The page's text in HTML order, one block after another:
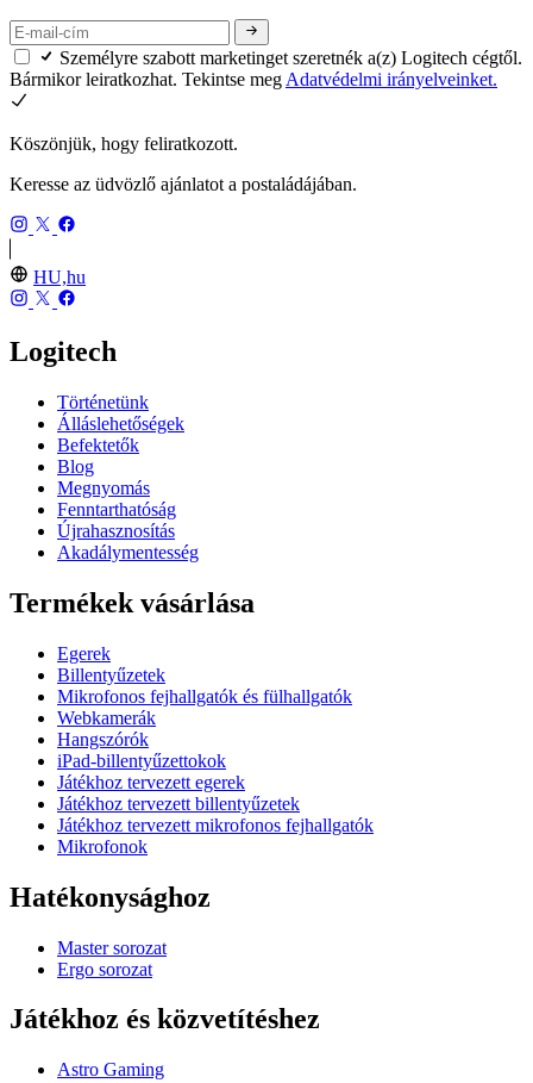
Személyre szabott marketinget szeretnék a(z) Logitech cégtől.
Bármikor leiratkozhat. Tekintse meg Adatvédelmi irányelveinket.
Köszönjük, hogy feliratkozott.
Keresse az üdvözlő ajánlatot a postaládájában.
HU,hu
Logitech
Történetünk
Álláslehetőségek
Befektetők
Blog
Megnyomás
Fenntarthatóság
Újrahasznosítás
Akadálymentesség
Termékek vásárlása
Egerek
Billentyűzetek
Mikrofonos fejhallgatók és fülhallgatók
Webkamerák
Hangszórók
iPad-billentyűzettokok
Játékhoz tervezett egerek
Játékhoz tervezett billentyűzetek
Játékhoz tervezett mikrofonos fejhallgatók
Mikrofonok
Hatékonysághoz
Master sorozat
Ergo sorozat
Játékhoz és közvetítéshez
Astro Gaming